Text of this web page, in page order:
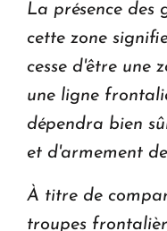
La présence des
cette zone
cesse d'être une
une ligne
dépendra bien
et d'armement
À titre de
troupes